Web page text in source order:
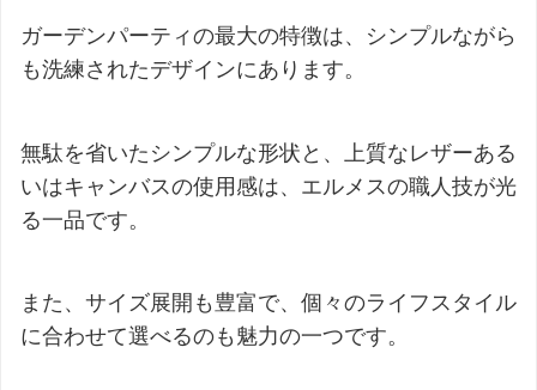
ガーデンパーティの最大の特徴は、シンプルながら
も洗練されたデザインにあります。
無駄を省いたシンプルな形状と、上質なレザーある
いはキャンバスの使用感は、エルメスの職人技が光
る一品です。
また、サイズ展開も豊富で、個々のライフスタイル
に合わせて選べるのも魅力の一つです。